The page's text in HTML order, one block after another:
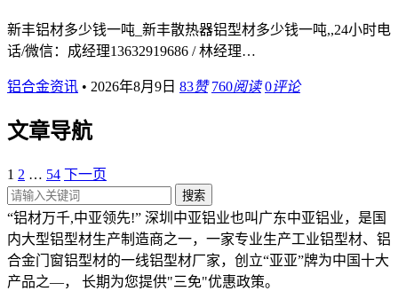
新丰铝材多少钱一吨_新丰散热器铝型材多少钱一吨,,24小时电
话/微信：成经理13632919686 / 林经理…
铝合金资讯 • 2026年8月9日 83赞 760阅读 0评论
文章导航
1 2 … 54 下一页
搜索
“铝材万千,中亚领先!” 深圳中亚铝业也叫广东中亚铝业，是国
内大型铝型材生产制造商之一，一家专业生产工业铝型材、铝
合金门窗铝型材的一线铝型材厂家，创立“亚亚”牌为中国十大
产品之—， 长期为您提供"三免"优惠政策。